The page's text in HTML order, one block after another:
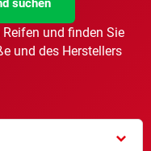
und finden Sie
und des Herstellers